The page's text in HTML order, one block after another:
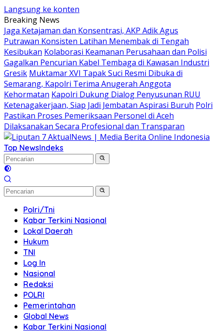
Langsung ke konten
Breaking News
Jaga Ketajaman dan Konsentrasi, AKP Adik Agus
Putrawan Konsisten Latihan Menembak di Tengah
Kesibukan Kolaborasi Keamanan Perusahaan dan Polisi
Gagalkan Pencurian Kabel Tembaga di Kawasan Industri
Gresik Muktamar XVI Tapak Suci Resmi Dibuka di
Semarang, Kapolri Terima Anugerah Anggota
Kehormatan Kapolri Dukung Dialog Penyusunan RUU
Ketenagakerjaan, Siap Jadi Jembatan Aspirasi Buruh Polri
Pastikan Proses Pemeriksaan Personel di Aceh
Dilaksanakan Secara Profesional dan Transparan
Top NewsIndeks
Polri/Tni
Kabar Terkini Nasional
Lokal Daerah
Hukum
TNI
Log In
Nasional
Redaksi
POLRI
Pemerintahan
Global News
Kabar Terkini Nasional